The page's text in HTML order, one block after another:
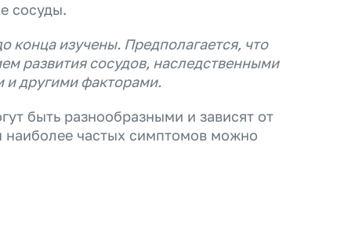
сосуды.
конца изучены. Предполагается, что
развития сосудов, наследственными
другими факторами.
быть разнообразными и зависят от
наиболее частых симптомов можно